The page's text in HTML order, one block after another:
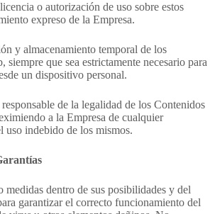
o autorización de uso sobre estos
expreso de la Empresa.
y almacenamiento temporal de los
que sea estrictamente necesario para
un dispositivo personal.
de la legalidad de los Contenidos
a la Empresa de cualquier
uso indebido de los mismos.
medidas dentro de sus posibilidades y del
garantizar el correcto funcionamiento del